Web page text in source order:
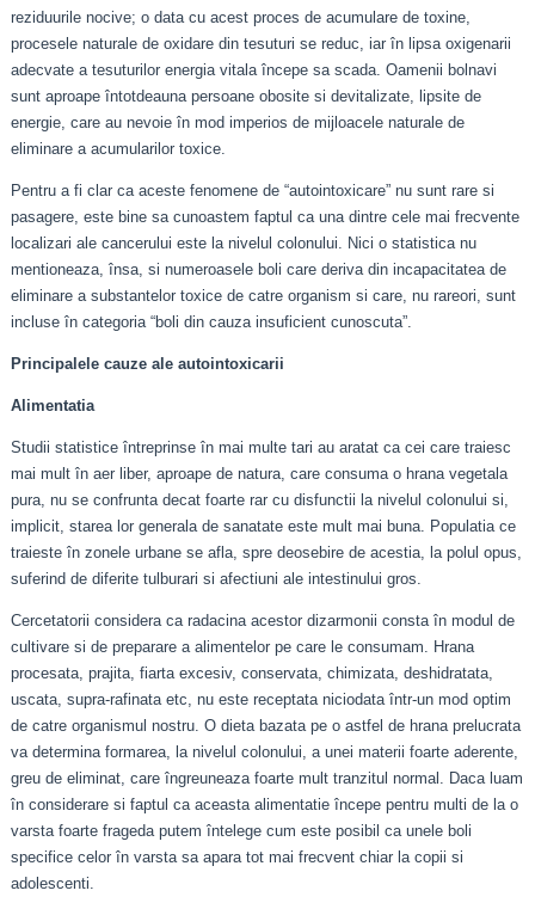
reziduurile nocive; o data cu acest proces de acumulare de toxine,
procesele naturale de oxidare din tesuturi se reduc, iar în lipsa oxigenarii
adecvate a tesuturilor energia vitala începe sa scada. Oamenii bolnavi
sunt aproape întotdeauna persoane obosite si devitalizate, lipsite de
energie, care au nevoie în mod imperios de mijloacele naturale de
eliminare a acumularilor toxice.
Pentru a fi clar ca aceste fenomene de “autointoxicare” nu sunt rare si
pasagere, este bine sa cunoastem faptul ca una dintre cele mai frecvente
localizari ale cancerului este la nivelul colonului. Nici o statistica nu
mentioneaza, însa, si numeroasele boli care deriva din incapacitatea de
eliminare a substantelor toxice de catre organism si care, nu rareori, sunt
incluse în categoria “boli din cauza insuficient cunoscuta”.
Principalele cauze ale autointoxicarii
Alimentatia
Studii statistice întreprinse în mai multe tari au aratat ca cei care traiesc
mai mult în aer liber, aproape de natura, care consuma o hrana vegetala
pura, nu se confrunta decat foarte rar cu disfunctii la nivelul colonului si,
implicit, starea lor generala de sanatate este mult mai buna. Populatia ce
traieste în zonele urbane se afla, spre deosebire de acestia, la polul opus,
suferind de diferite tulburari si afectiuni ale intestinului gros.
Cercetatorii considera ca radacina acestor dizarmonii consta în modul de
cultivare si de preparare a alimentelor pe care le consumam. Hrana
procesata, prajita, fiarta excesiv, conservata, chimizata, deshidratata,
uscata, supra-rafinata etc, nu este receptata niciodata într-un mod optim
de catre organismul nostru. O dieta bazata pe o astfel de hrana prelucrata
va determina formarea, la nivelul colonului, a unei materii foarte aderente,
greu de eliminat, care îngreuneaza foarte mult tranzitul normal. Daca luam
în considerare si faptul ca aceasta alimentatie începe pentru multi de la o
varsta foarte frageda putem întelege cum este posibil ca unele boli
specifice celor în varsta sa apara tot mai frecvent chiar la copii si
adolescenti.